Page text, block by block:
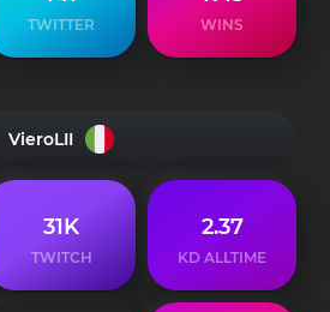
TWITTER WINS
VieroLII
31K
TWITCH
2.37
KD ALLTIME